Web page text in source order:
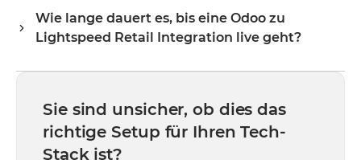
Field Mapping, sodass die Daten in dem Format
ankommen, das das jeweilige System erwartet.
Marketplace vorhanden sind, konfigurieren Sie die
Integration über eine visuelle Benutzeroberfläche, ohne
Mapping, Trigger-Logik und Fehlerbehandlung. Eigener
allein nicht ausreicht.
Wie lange dauert es, bis eine Odoo zu
Lightspeed Retail Integration live geht?
statt Monaten einsatzbereit, abhängig von der
Komplexität des Data Mappings, der Anzahl der
erforderlichen Datenflüsse und Ihrem internen
Prüfprozess. Vorgefertigte Konnektoren für viele
Systeme sind im Alumio Marketplace verfügbar, was die
Sie sind unsicher, ob dies das
richtige Setup für Ihren Tech-
Stack ist?